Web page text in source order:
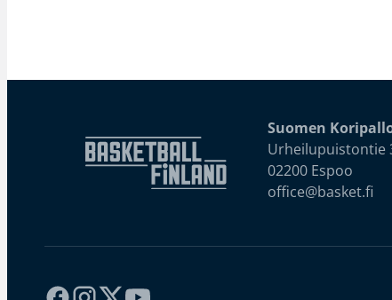
Suomen
Urheilupuistontie
02200 Espoo
office@basket.fi